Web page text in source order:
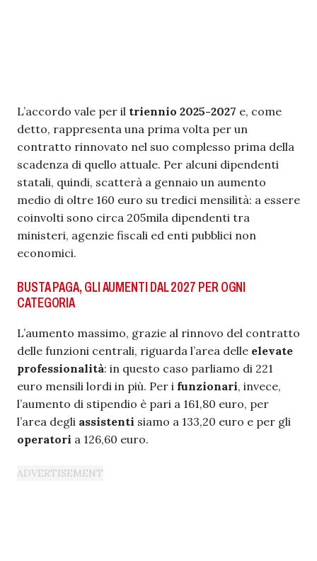
L’accordo vale per il triennio 2025-2027 e, come
detto, rappresenta una prima volta per un
contratto rinnovato nel suo complesso prima della
scadenza di quello attuale. Per alcuni dipendenti
statali, quindi, scatterà a gennaio un aumento
medio di oltre 160 euro su tredici mensilità: a essere
coinvolti sono circa 205mila dipendenti tra
ministeri, agenzie fiscali ed enti pubblici non
economici.
BUSTA PAGA, GLI AUMENTI DAL 2027 PER OGNI
CATEGORIA
L’aumento massimo, grazie al rinnovo del contratto
delle funzioni centrali, riguarda l’area delle elevate
professionalità: in questo caso parliamo di 221
euro mensili lordi in più. Per i funzionari, invece,
l’aumento di stipendio è pari a 161,80 euro, per
l’area degli assistenti siamo a 133,20 euro e per gli
operatori a 126,60 euro.